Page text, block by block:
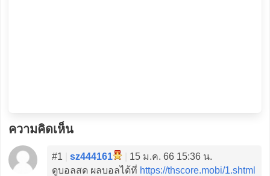
ความคิดเห็น
#1 sz444161
15 ม.ค. 66 15:36 น.
ดูบอลสด ผลบอลได้ที่ https://thscore.mobi/1.shtml